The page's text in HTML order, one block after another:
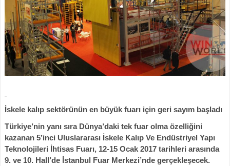
İskele kalıp sektörünün en büyük fuarı için geri sayım başladı
Türkiye’nin yanı sıra Dünya’daki tek fuar olma özelliğini
kazanan 5’inci Uluslararası İskele Kalıp Ve Endüstriyel Yapı
Teknolojileri İhtisas Fuarı, 12-15 Ocak 2017 tarihleri arasında
9. ve 10. Hall’de İstanbul Fuar Merkezi’nde gerçekleşecek.